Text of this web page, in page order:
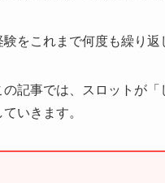
験をこれまで何度も繰り返
の記事では、スロットが
ていきます。